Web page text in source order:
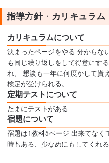
指導方針・カリキュラム
カリキュラムについて
決まったページをやる 分からな
も同じ繰り返しをして得意にす
れ。 懇談も一年に何度かして貰
検定が受けられる。
定期テストについて
たまにテストがある
宿題について
宿題は1教科5ページ 出来てなく
時もある、少なめにもしてくれる